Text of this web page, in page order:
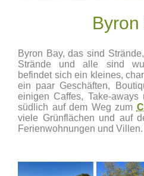
Byron
Byron Bay, das sind
Strände und alle sind
befindet sich ein kleines,
ein paar Geschäften,
einigen Caffes, Take-aways
südlich auf dem Weg zum
viele Grünflächen und auf
Ferienwohnungen und Villen.